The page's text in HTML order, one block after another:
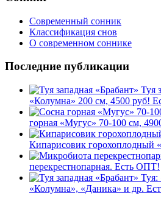
Современный сонник
Классификация снов
О современном соннике
Последние публикации
Туя
«Колумна» 200 см, 4500 руб!
горная «Мугус» 70-100 см,
Кипарисовик горохоплодный
перекрестнопарная. Есть ОПТ!
Туя:
«Колумна», «Даника» и др.